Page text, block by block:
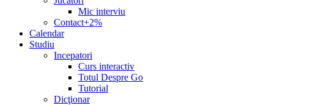
Mic interviu
Contact+2%
Calendar
Studiu
Incepatori
Curs interactiv
Totul Despre Go
Tutorial
Dicţionar